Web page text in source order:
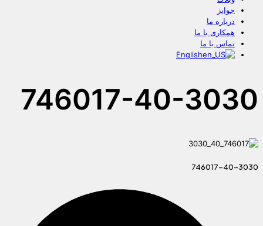
جوایز
درباره ما
همکاری با ما
تماس با ما
English
746017-40-3030
746017-40-3030